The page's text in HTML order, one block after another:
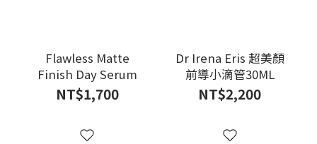
Flawless Matte
Finish Day Serum
NT$1,700
Dr Irena Eris 超美顏
前導小滴管30ML
NT$2,200